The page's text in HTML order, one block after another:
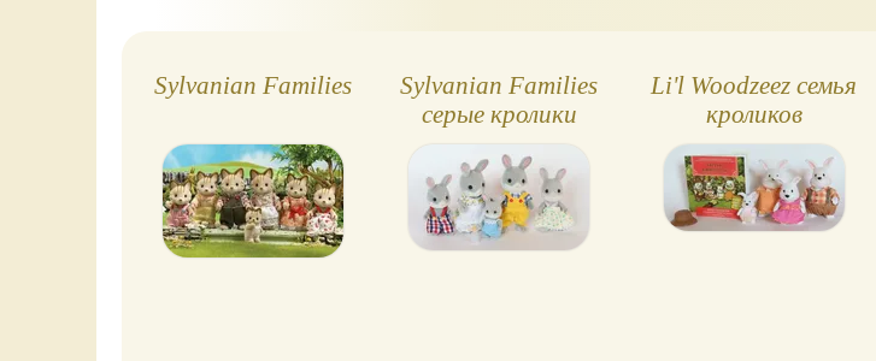
Sylvanian Families
Sylvanian Families
серые кролики
Li'l Woodzeez семья
кроликов